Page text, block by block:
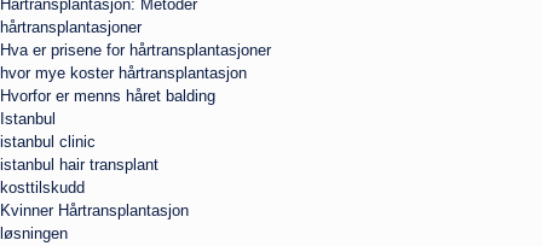
Hårtransplantasjon: Metoder
hårtransplantasjoner
Hva er prisene for hårtransplantasjoner
hvor mye koster hårtransplantasjon
Hvorfor er menns håret balding
Istanbul
istanbul clinic
istanbul hair transplant
kosttilskudd
Kvinner Hårtransplantasjon
løsningen